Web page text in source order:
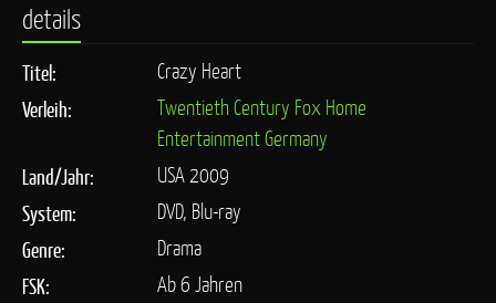
details
Titel:
Crazy Heart
Verleih:
Twentieth Century Fox Home
Entertainment Germany
Land/Jahr:
USA 2009
System:
DVD, Blu-ray
Genre:
Drama
FSK:
Ab 6 Jahren